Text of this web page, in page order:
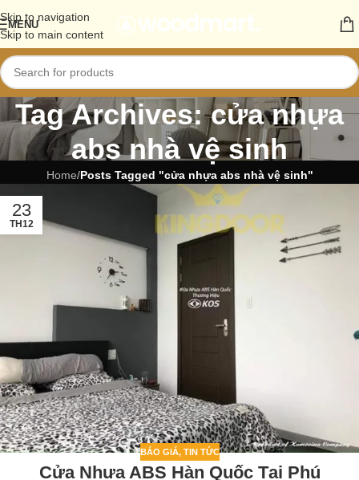
Skip to navigation
Skip to main content
MENU
Tag Archives: cửa nhựa
abs nhà vệ sinh
Home/Posts Tagged "cửa nhựa abs nhà vệ sinh"
23
TH12
BÁO GIÁ, TIN TỨC
Cửa Nhựa ABS Hàn Quốc Tại Phú